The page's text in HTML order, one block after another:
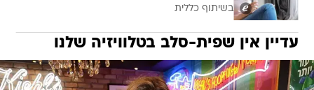
בשיתוף כללית
עדיין אין שפית-סלב בטלוויזיה שלנו